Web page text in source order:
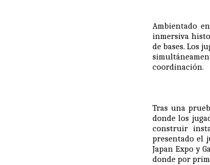
Ambientado
inmersiva
de bases. Los
coordinación.
Tras una
donde los
construir
presentado el
Japan Expo y
donde por